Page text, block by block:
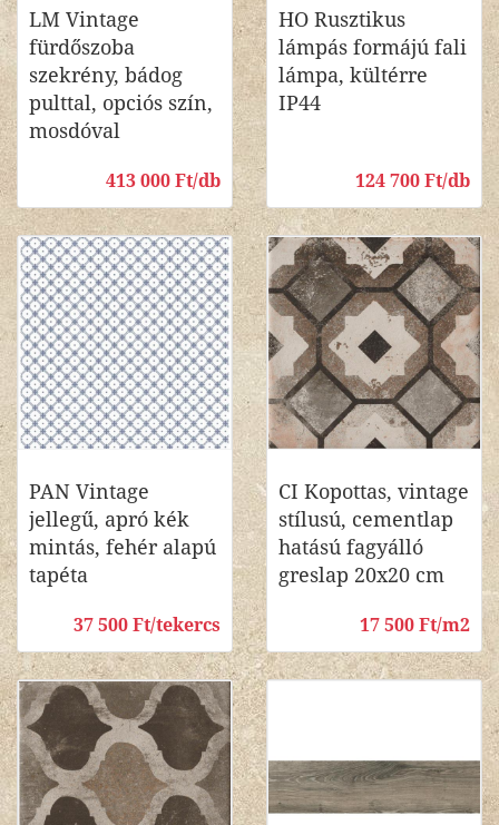
LM Vintage
fürdőszoba
szekrény, bádog
pulttal, opciós szín,
mosdóval
413 000 Ft/db
HO Rusztikus
lámpás formájú fali
lámpa, kültérre
IP44
124 700 Ft/db
PAN Vintage
jellegű, apró kék
mintás, fehér alapú
tapéta
37 500 Ft/tekercs
CI Kopottas, vintage
stílusú, cementlap
hatású fagyálló
greslap 20x20 cm
17 500 Ft/m2